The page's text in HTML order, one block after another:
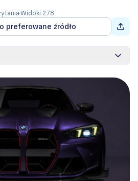
Widoki 278
preferowane źródło